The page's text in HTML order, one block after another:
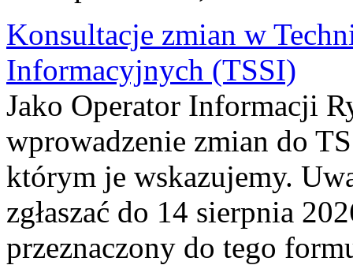
Konsultacje zmian w
Informacyjnych (TSSI)
Jako Operator Informacji
wprowadzenie zmian do
którym je wskazujemy.
zgłaszać do 14 sierpnia
przeznaczony do tego